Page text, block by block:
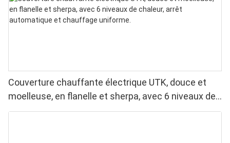
Couverture chauffante électrique UTK, douce et
moelleuse, en flanelle et sherpa, avec 6 niveaux de
chaleur, arrêt automatique et chauffage uniforme.